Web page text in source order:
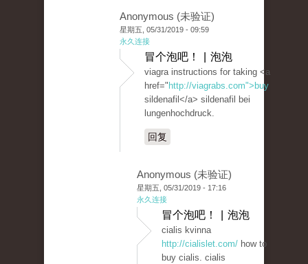
Anonymous (未验证)
星期五, 05/31/2019 - 09:59
永久连接
冒个泡吧！ | 泡泡
viagra instructions for taking <a
href=" http://viagrabs.com">buy
sildenafil</a> sildenafil bei
lungenhochdruck.
回复
Anonymous (未验证)
星期五, 05/31/2019 - 17:16
永久连接
冒个泡吧！ | 泡泡
cialis kvinna
http://cialislet.com/ how to
buy cialis. cialis